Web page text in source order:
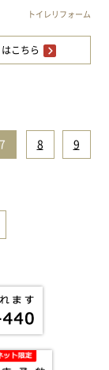
トイレリフォーム
こちら
7 8 9